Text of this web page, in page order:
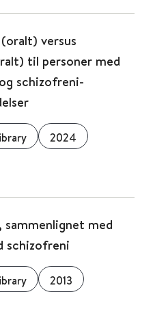
versus
til personer med
schizofreni-
2024
sammenlignet med
schizofreni
2013